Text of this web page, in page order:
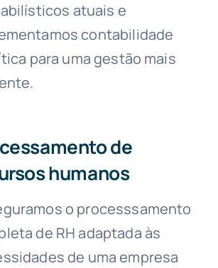
atuais e
contabilidade
para uma gestão mais
de
humanos
o processsamento
de RH adaptada às
de uma empresa